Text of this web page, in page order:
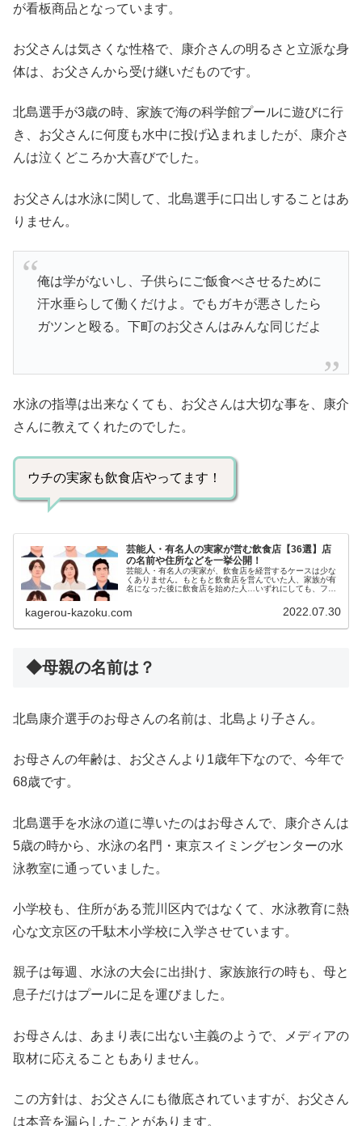
が看板商品となっています。
お父さんは気さくな性格で、康介さんの明るさと立派な身
体は、お父さんから受け継いだものです。
北島選手が3歳の時、家族で海の科学館プールに遊びに行
き、お父さんに何度も水中に投げ込まれましたが、康介さ
んは泣くどころか大喜びでした。
お父さんは水泳に関して、北島選手に口出しすることはあ
りません。
俺は学がないし、子供らにご飯食べさせるために
汗水垂らして働くだけよ。でもガキが悪さしたら
ガツンと殴る。下町のお父さんはみんな同じだよ
水泳の指導は出来なくても、お父さんは大切な事を、康介
さんに教えてくれたのでした。
ウチの実家も飲食店やってます！
芸能人・有名人の実家が営む飲食店【36選】店
の名前や住所などを一挙公開！
芸能人・有名人の実家が、飲食店を経営するケースは少な
くありません。もともと飲食店を営んでいた人、家族が有
名になった後に飲食店を始めた人…いずれにしても、ファ
kagerou-kazoku.com 2022.07.30
◆母親の名前は？
北島康介選手のお母さんの名前は、北島より子さん。
お母さんの年齢は、お父さんより1歳年下なので、今年で
68歳です。
北島選手を水泳の道に導いたのはお母さんで、康介さんは
5歳の時から、水泳の名門・東京スイミングセンターの水
泳教室に通っていました。
小学校も、住所がある荒川区内ではなくて、水泳教育に熱
心な文京区の千駄木小学校に入学させています。
親子は毎週、水泳の大会に出掛け、家族旅行の時も、母と
息子だけはプールに足を運びました。
お母さんは、あまり表に出ない主義のようで、メディアの
取材に応えることもありません。
この方針は、お父さんにも徹底されていますが、お父さん
は本音を漏らしたことがあります。